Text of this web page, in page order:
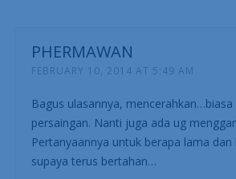
PHERMAWAN
FEBRUARY 10, 2014 AT 5:49 AM
Bagus ulasannya, mencerahkan…biasa
persaingan. Nanti juga ada ug
Pertanyaannya untuk berapa lama dan
supaya terus bertahan…